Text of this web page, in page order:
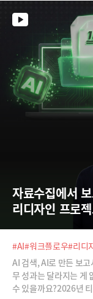
볼릭 월드모델이 해결
자료수집에서
리디자인 프로
#AI#워크플로우#리디
AI 검색, AI로 만든 보
무 성과는 달라지는 게
수 있을까요?2026년